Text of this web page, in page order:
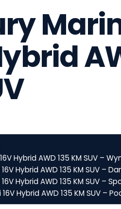
Hybrid AWD 135 KM SUV –
Hybrid AWD 135 KM SUV –
Hybrid AWD 135 KM SUV –
Hybrid AWD 135 KM SUV –